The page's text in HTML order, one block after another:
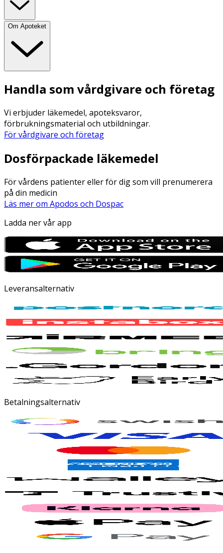
Om Apoteket
Handla som vårdgivare och företag
Vi erbjuder läkemedel, apoteksvaror,
förbrukningsmaterial och utbildningar.
För vårdgivare och företag
Dosförpackade läkemedel
För vårdens patienter eller för dig som vill prenumerera
på din medicin
Läs mer om Apodos och Dospac
Ladda ner vår app
Leveransalternativ
Betalningsalternativ